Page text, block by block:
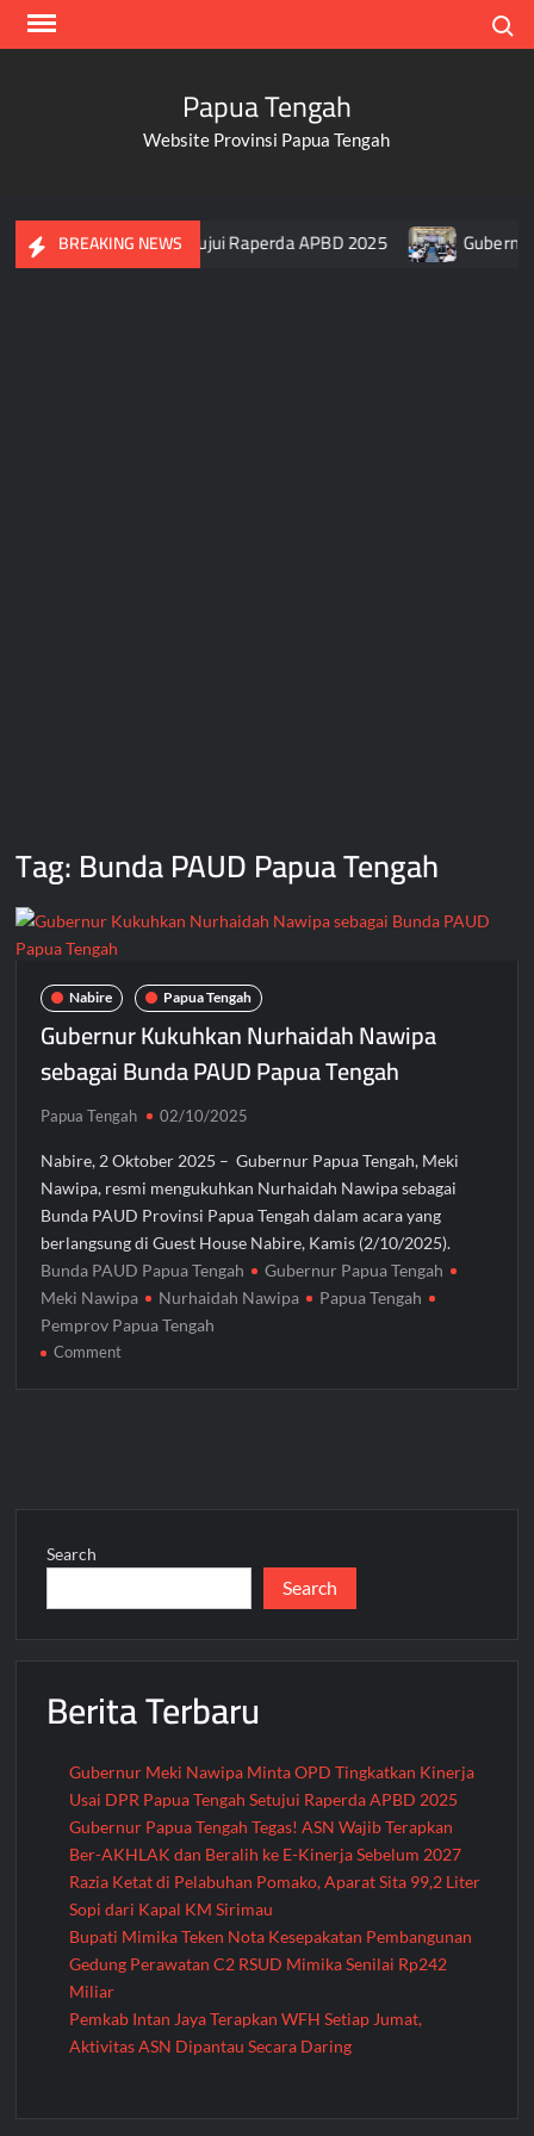
Skip
Papua Tengah
Website Provinsi Papua Tengah
BREAKING NEWS
Papua Tengah Setujui Raperda APBD 2025 Gubernur
Tag:Bunda PAUD Papua Tengah
Nabire Papua Tengah
Gubernur Kukuhkan Nurhaidah Nawipa
sebagai Bunda PAUD Papua Tengah
Papua Tengah 02/10/2025
Nabire, 2 Oktober 2025 – Gubernur Papua Tengah, Meki
Nawipa, resmi mengukuhkan Nurhaidah Nawipa sebagai
Bunda PAUD Provinsi Papua Tengah dalam acara yang
berlangsung di Guest House Nabire, Kamis (2/10/2025).
Bunda PAUD Papua Tengah
Gubernur Papua Tengah
Meki Nawipa
Nurhaidah Nawipa
Papua Tengah
Pemprov Papua Tengah
Commenton
Search
Search
Berita Terbaru
Gubernur Meki Nawipa Minta OPD Tingkatkan Kinerja
Usai DPR Papua Tengah Setujui Raperda APBD 2025
Gubernur Papua Tengah Tegas! ASN Wajib Terapkan
Ber-AKHLAK dan Beralih ke E-Kinerja Sebelum 2027
Razia Ketat di Pelabuhan Pomako, Aparat Sita 99,2 Liter
Sopi dari Kapal KM Sirimau
Bupati Mimika Teken Nota Kesepakatan Pembangunan
Gedung Perawatan C2 RSUD Mimika Senilai Rp242
Miliar
Pemkab Intan Jaya Terapkan WFH Setiap Jumat,
Aktivitas ASN Dipantau Secara Daring